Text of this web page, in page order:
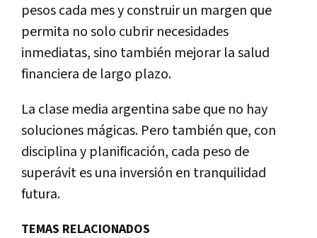
pesos cada mes y construir un margen que
permita no solo cubrir necesidades
inmediatas, sino también mejorar la salud
financiera de largo plazo.
La clase media argentina sabe que no hay
soluciones mágicas. Pero también que, con
disciplina y planificación, cada peso de
superávit es una inversión en tranquilidad
futura.
TEMAS RELACIONADOS